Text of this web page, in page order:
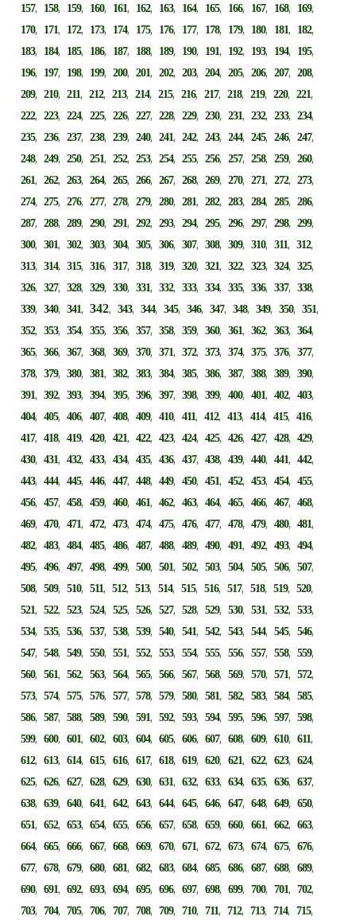
157, 158, 159, 160, 161, 162, 163, 164, 165, 166, 167, 168, 169,
170, 171, 172, 173, 174, 175, 176, 177, 178, 179, 180, 181, 182,
183, 184, 185, 186, 187, 188, 189, 190, 191, 192, 193, 194, 195,
196, 197, 198, 199,200,201,202,203,204,205,206,207,208,
209,210,211,212,213,214,215,216,217,218,219,220,221,
222,223,224,225,226,227,228,229,230,231,232,233,234,
235,236,237,238,239,240,241,242,243,244,245,246,247,
248,249,250,251,252,253,254,255,256,257,258,259,260,
261,262,263,264,265,266,267,268,269,270,271,272,273,
274,275,276,277,278,279,280,281,282,283,284,285,286,
287,288,289,290,291,292,293,294,295,296,297,298,299,
300,301,302,303,304,305,306,307,308,309,310,311,312,
313,314,315,316,317,318,319,320,321,322,323,324,325,
326,327,328,329,330,331,332,333,334,335,336,337,338,
339,340,341,342,343,344,345,346,347,348,349,350,351,
352,353,354,355,356,357,358,359,360,361,362,363,364,
365,366,367,368,369,370,371,372,373,374,375,376,377,
378,379,380,381,382,383,384,385,386,387,388,389,390,
391,392,393,394,395,396,397,398,399,400,401,402,403,
404,405,406,407,408,409,410,411,412,413,414,415,416,
417,418,419,420,421,422,423,424,425,426,427,428,429,
430,431,432,433,434,435,436,437,438,439,440,441,442,
443,444,445,446,447,448,449,450,451,452,453,454,455,
456,457,458,459,460,461,462,463,464,465,466,467,468,
469,470,471,472,473,474,475,476,477,478,479,480,481,
482,483,484,485,486,487,488,489,490,491,492,493,494,
495,496,497,498,499,500,501,502,503,504,505,506,507,
508,509,510,511,512,513,514,515,516,517,518,519,520,
521,522,523,524,525,526,527,528,529,530,531,532,533,
534,535,536,537,538,539,540,541,542,543,544,545,546,
547,548,549,550,551,552,553,554,555,556,557,558,559,
560,561,562,563,564,565,566,567,568,569,570,571,572,
573,574,575,576,577,578,579,580,581,582,583,584,585,
586,587,588,589,590,591,592,593,594,595,596,597,598,
599,600,601,602,603,604,605,606,607,608,609,610,611,
612,613,614,615,616,617,618,619,620,621,622,623,624,
625,626,627,628,629,630,631,632,633,634,635,636,637,
638,639,640,641,642,643,644,645,646,647,648,649,650,
651,652,653,654,655,656,657,658,659,660,661,662,663,
664,665,666,667,668,669,670,671,672,673,674,675,676,
677,678,679,680,681,682,683,684,685,686,687,688,689,
690,691,692,693,694,695,696,697,698,699,700,701,702,
703,704,705,706,707,708,709,710,711,712,713,714,715,